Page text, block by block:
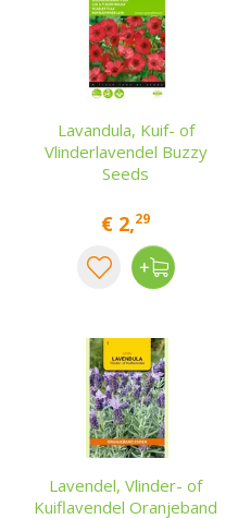
Lavandula, Kuif- of
Vlinderlavendel Buzzy
Seeds
€ 2,29
Lavendel, Vlinder- of
Kuiflavendel Oranjeband